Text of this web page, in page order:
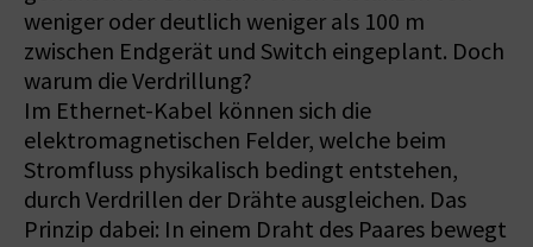
weniger oder deutlich weniger als 100 m
zwischen Endgerät und Switch eingeplant. Doch
warum die Verdrillung?
Im Ethernet-Kabel können sich die
elektromagnetischen Felder, welche beim
Stromfluss physikalisch bedingt entstehen,
durch Verdrillen der Drähte ausgleichen. Das
Prinzip dabei: In einem Draht des Paares bewegt